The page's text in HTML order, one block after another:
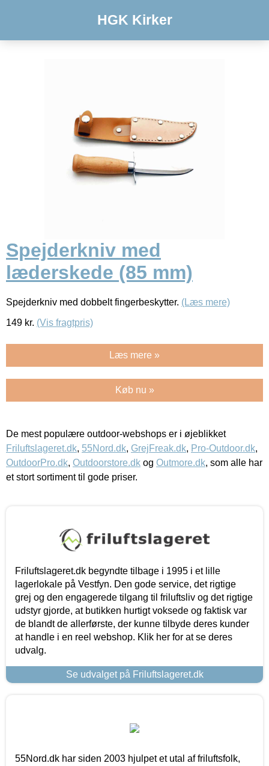
HGK Kirker
Spejderkniv med
læderskede (85 mm)
Spejderkniv med dobbelt fingerbeskytter. (Læs mere)
149 kr. (Vis fragtpris)
Læs mere »
Køb nu »
De mest populære outdoor-webshops er i øjeblikket
Friluftslageret.dk, 55Nord.dk, GrejFreak.dk, Pro-Outdoor.dk,
OutdoorPro.dk, Outdoorstore.dk og Outmore.dk, som alle har
et stort sortiment til gode priser.
Friluftslageret.dk begyndte tilbage i 1995 i et lille
lagerlokale på Vestfyn. Den gode service, det rigtige
grej og den engagerede tilgang til friluftsliv og det rigtige
udstyr gjorde, at butikken hurtigt voksede og faktisk var
de blandt de allerførste, der kunne tilbyde deres kunder
at handle i en reel webshop. Klik her for at se deres
udvalg.
Se udvalget på Friluftslageret.dk
55Nord.dk har siden 2003 hjulpet et utal af friluftsfolk,